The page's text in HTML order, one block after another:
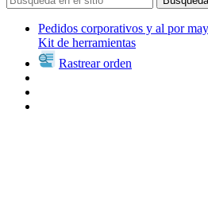
Pedidos corporativos y al por
Kit de herramientas
Rastrear orden